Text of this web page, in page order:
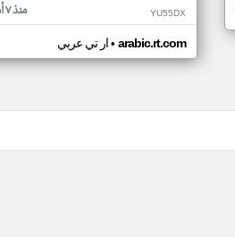
منذ ٧ أشهر YU55DX
ار تي عربي• arabic.rt.com